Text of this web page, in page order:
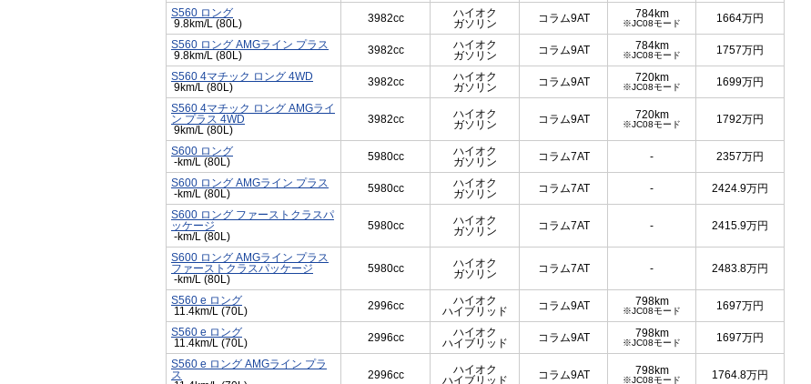
S560 ロング
9.8km/L (80L)
3982cc
ハイオク
ガソリン
コラム9AT 784km
※JC08モード 1664万円
S560 ロング AMGライン プラス
9.8km/L (80L)
3982cc
ハイオク
ガソリン
コラム9AT 784km
※JC08モード 1757万円
S560 4マチック ロング 4WD
9km/L (80L)
3982cc
ハイオク
ガソリン
コラム9AT 720km
※JC08モード 1699万円
S560 4マチック ロング AMGライ
ン プラス 4WD
9km/L (80L)
3982cc
ハイオク
ガソリン
コラム9AT 720km
※JC08モード 1792万円
S600 ロング
-km/L (80L)
5980cc
ハイオク
ガソリン
コラム7AT - 2357万円
S600 ロング AMGライン プラス
-km/L (80L)
5980cc
ハイオク
ガソリン
コラム7AT - 2424.9万円
S600 ロング ファーストクラスパ
ッケージ
-km/L (80L)
5980cc
ハイオク
ガソリン
コラム7AT - 2415.9万円
S600 ロング AMGライン プラス
ファーストクラスパッケージ
-km/L (80L)
5980cc
ハイオク
ガソリン
コラム7AT - 2483.8万円
S560 e ロング
11.4km/L (70L)
2996cc
ハイオク
ハイブリッド
コラム9AT 798km
※JC08モード 1697万円
S560 e ロング
11.4km/L (70L)
2996cc
ハイオク
ハイブリッド
コラム9AT 798km
※JC08モード 1697万円
S560 e ロング AMGライン プラ
ス
2996cc
ハイオク
ハイブリッド
コラム9AT 798km
※JC08モード 1764.8万円